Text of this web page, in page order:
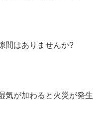
間はありませんか?
気が加わると火災が発生